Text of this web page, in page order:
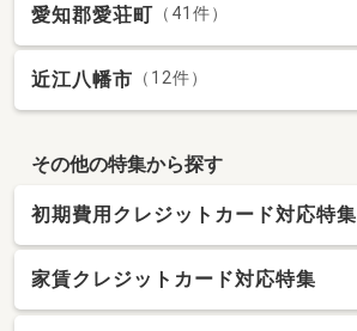
愛知郡愛荘町 （41件）
近江八幡市 （12件）
その他の特集から探す
初期費用クレジットカード対応特集
家賃クレジットカード対応特集